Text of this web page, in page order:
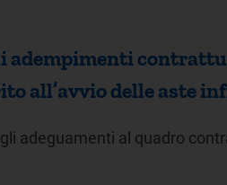
all’avvio delle aste
adeguamenti al quadro